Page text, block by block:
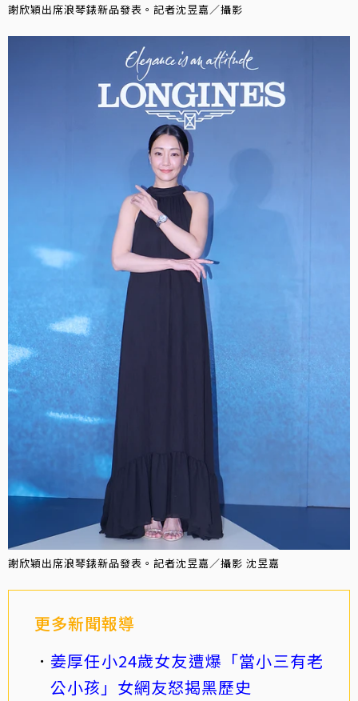
謝欣穎出席浪琴錶新品發表。記者沈昱嘉／攝影
謝欣穎出席浪琴錶新品發表。記者沈昱嘉／攝影 沈昱嘉
更多新聞報導
姜厚任小24歲女友遭爆「當小三有老
公小孩」女網友怒揭黑歷史